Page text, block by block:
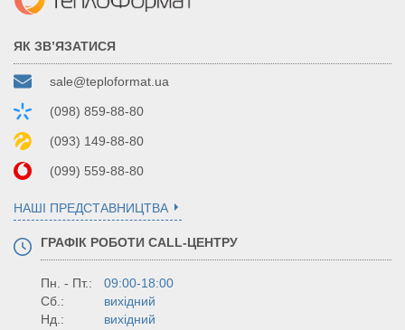
ЯК ЗВ’ЯЗАТИСЯ
sale@teploformat.ua
(098) 859-88-80
(093) 149-88-80
(099) 559-88-80
НАШІ ПРЕДСТАВНИЦТВА
ГРАФІК РОБОТИ CALL-ЦЕНТРУ
Пн. - Пт.:
09:00-18:00
Сб.:
вихідний
Нд.:
вихідний